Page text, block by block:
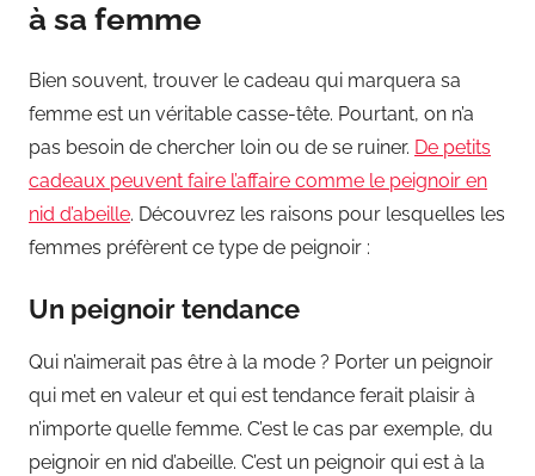
à sa femme
Bien souvent, trouver le cadeau qui marquera sa
femme est un véritable casse-tête. Pourtant, on n’a
pas besoin de chercher loin ou de se ruiner. De petits
cadeaux peuvent faire l’affaire comme le peignoir en
nid d’abeille. Découvrez les raisons pour lesquelles les
femmes préfèrent ce type de peignoir :
Un peignoir tendance
Qui n’aimerait pas être à la mode ? Porter un peignoir
qui met en valeur et qui est tendance ferait plaisir à
n’importe quelle femme. C’est le cas par exemple, du
peignoir en nid d’abeille. C’est un peignoir qui est à la